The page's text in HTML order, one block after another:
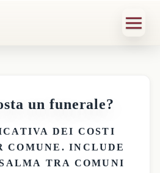
un funerale?
DEI COSTI
COMUNE . INCLUDE
TRA COMUNI